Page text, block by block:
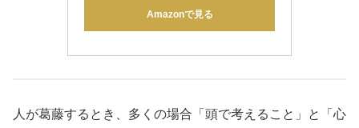
Amazonで見る
人が葛藤するとき、多くの場合「頭で考えること」と「心